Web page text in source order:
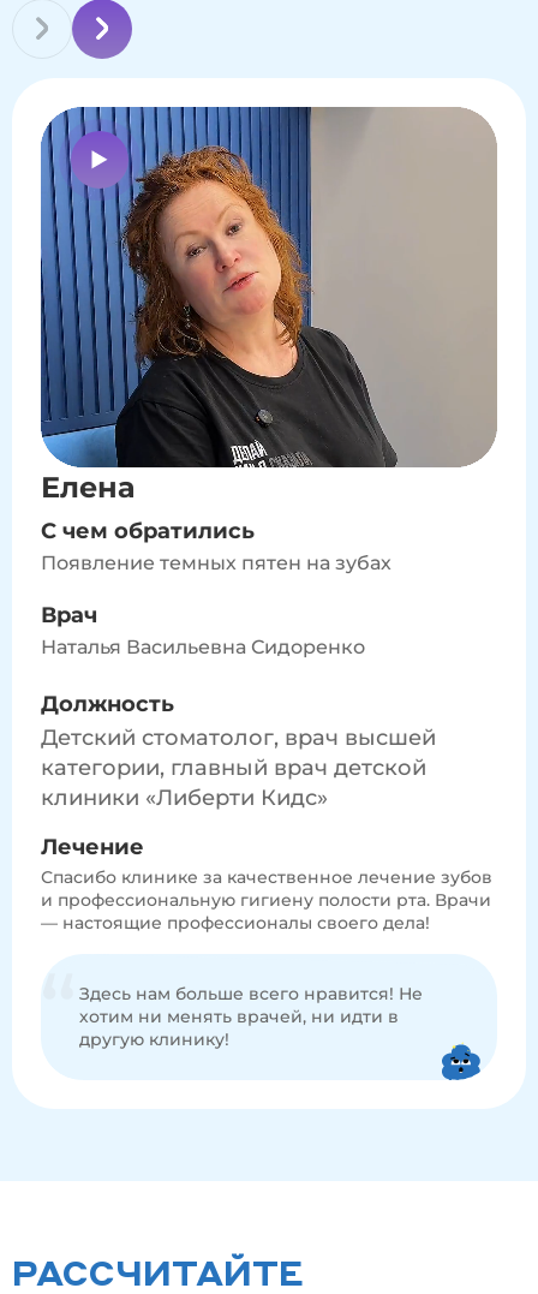
Елена
С чем обратились
Появление темных пятен на зубах
Врач
Наталья Васильевна Сидоренко
Должность
Детский стоматолог, врач высшей
категории, главный врач детской
клиники «Либерти Кидс»
Лечение
Спасибо клинике за качественное лечение зубов
и профессиональную гигиену полости рта. Врачи
— настоящие профессионалы своего дела!
Здесь нам больше всего нравится! Не
хотим ни менять врачей, ни идти в
другую клинику!
РАССЧИТАЙТЕ